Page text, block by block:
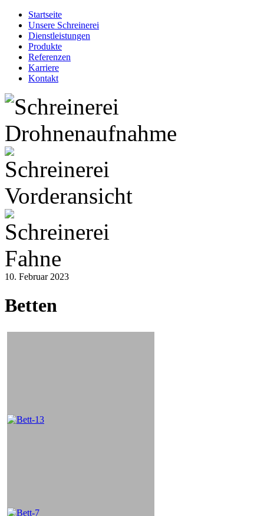
Startseite
Unsere Schreinerei
Dienstleistungen
Produkte
Referenzen
Karriere
Kontakt
10. Februar 2023
Betten